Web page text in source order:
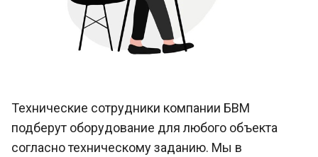
Технические сотрудники компании БВМ
подберут оборудование для любого объекта
согласно техническому заданию. Мы в